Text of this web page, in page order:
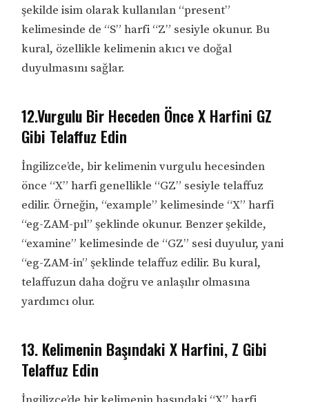
şekilde isim olarak kullanılan “present”
kelimesinde de “S” harfi “Z” sesiyle okunur. Bu
kural, özellikle kelimenin akıcı ve doğal
duyulmasını sağlar.
12.Vurgulu Bir Heceden Önce X Harfini GZ
Gibi Telaffuz Edin
İngilizce’de, bir kelimenin vurgulu hecesinden
önce “X” harfi genellikle “GZ” sesiyle telaffuz
edilir. Örneğin, “example” kelimesinde “X” harfi
“eg-ZAM-pıl” şeklinde okunur. Benzer şekilde,
“examine” kelimesinde de “GZ” sesi duyulur, yani
“eg-ZAM-in” şeklinde telaffuz edilir. Bu kural,
telaffuzun daha doğru ve anlaşılır olmasına
yardımcı olur.
13. Kelimenin Başındaki X Harfini, Z Gibi
Telaffuz Edin